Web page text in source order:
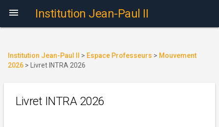
 Institution Jean-Paul II
Institution Jean-Paul II > Espace Professeurs > Mouvement
2026 > Livret INTRA 2026
Livret INTRA 2026